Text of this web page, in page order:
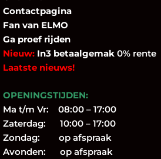
Contactpagina
Fan van ELMO
Ga proef rijden
Nieuw: In3 betaalgemak 0% rente
Laatste nieuws!
OPENINGSTIJDEN:
Ma t/m Vr: 08:00 – 17:00
Zaterdag: 10:00 – 17:00
Zondag: op afspraak
Avonden: op afspraak